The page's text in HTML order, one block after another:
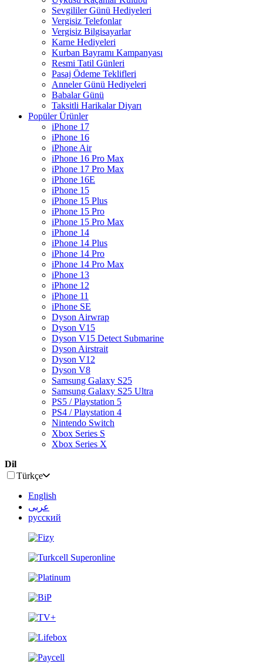
Sevgililer Günü Hediyeleri
Vergisiz Telefonlar
Vergisiz Bilgisayarlar
Karne Hediyeleri
Kurban Bayramı Kampanyası
Resmi Tatil Günleri
Pasaj Ödeme Teklifleri
Anneler Günü Hediyeleri
Babalar Günü
Taksitli Harikalar Diyarı
Popüler Ürünler
iPhone 17
iPhone 16
iPhone Air
iPhone 16 Pro Max
iPhone 17 Pro Max
iPhone 16E
iPhone 15
iPhone 15 Plus
iPhone 15 Pro
iPhone 15 Pro Max
iPhone 14
iPhone 14 Plus
iPhone 14 Pro
iPhone 14 Pro Max
iPhone 13
iPhone 12
iPhone 11
iPhone SE
Dyson Airwrap
Dyson V15
Dyson V15 Detect Submarine
Dyson Airstrait
Dyson V12
Dyson V8
Samsung Galaxy S25
Samsung Galaxy S25 Ultra
PS5 / Playstation 5
PS4 / Playstation 4
Nintendo Switch
Xbox Series S
Xbox Series X
Dil
Türkçe
English
عربى
русский